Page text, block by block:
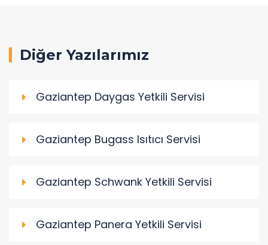
Diğer Yazılarımız
Gaziantep Daygas Yetkili Servisi
Gaziantep Bugass Isıtıcı Servisi
Gaziantep Schwank Yetkili Servisi
Gaziantep Panera Yetkili Servisi